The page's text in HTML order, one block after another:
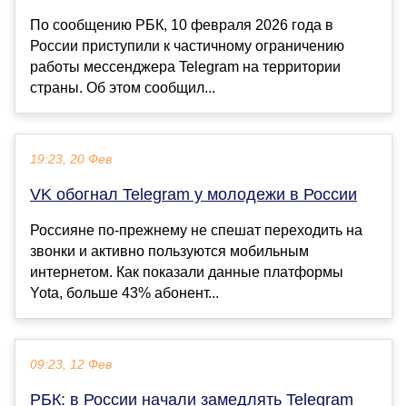
По сообщению РБК, 10 февраля 2026 года в
России приступили к частичному ограничению
работы мессенджера Telegram на территории
страны. Об этом сообщил...
19:23, 20 Фев
VK обогнал Telegram у молодежи в России
Россияне по-прежнему не спешат переходить на
звонки и активно пользуются мобильным
интернетом. Как показали данные платформы
Yota, больше 43% абонент...
09:23, 12 Фев
РБК: в России начали замедлять Telegram